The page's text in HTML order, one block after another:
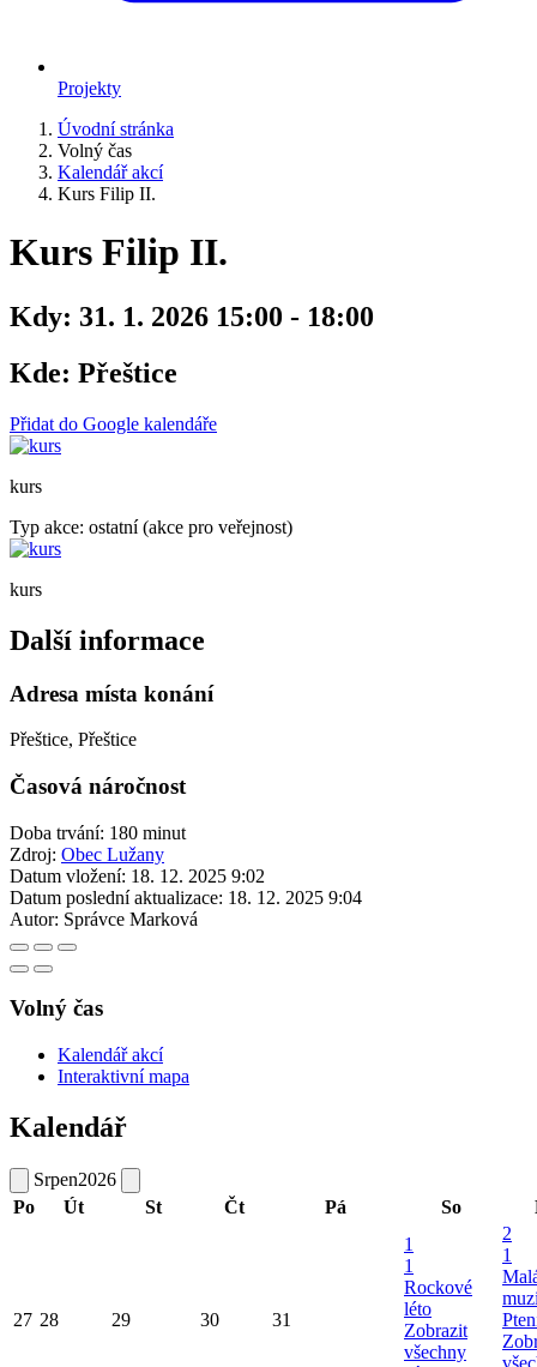
Projekty
Úvodní stránka
Volný čas
Kalendář akcí
Kurs Filip II.
Kurs Filip II.
Kdy: 31. 1. 2026 15:00 - 18:00
Kde: Přeštice
Přidat do Google kalendáře
kurs
Typ akce: ostatní (akce pro veřejnost)
kurs
Další informace
Adresa místa konání
Přeštice, Přeštice
Časová náročnost
Doba trvání: 180 minut
Zdroj: Obec Lužany
Datum vložení: 18. 12. 2025 9:02
Datum poslední aktualizace: 18. 12. 2025 9:04
Autor: Správce Marková
Volný čas
Kalendář akcí
Interaktivní mapa
Kalendář
Srpen2026
Po
Út St Čt Pá So
27 28 29 30 31
1
1
Rockové
léto
Zobrazit
všechny
2
1